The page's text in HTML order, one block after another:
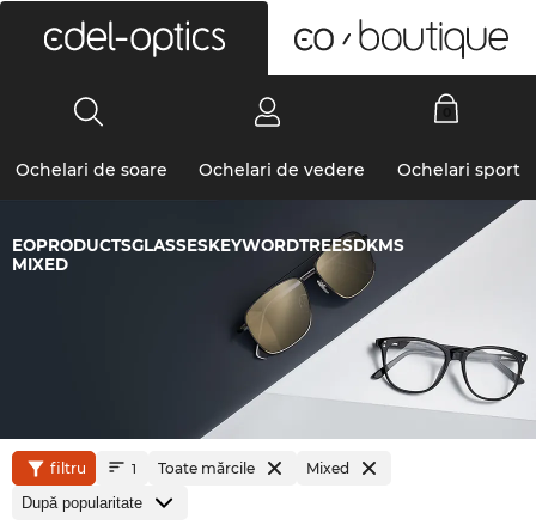
Ochelari de soare Ochelari de vedere Ochelari sport
EOPRODUCTSGLASSESKEYWORDTREESDKMS
MIXED
filtru 1 Toate mărcile Mixed